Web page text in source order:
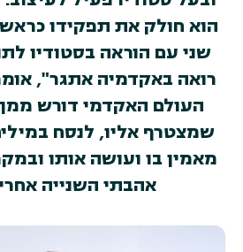
הוא חולק את תפקידו
שני עם הוראה בסטודיו
רואה באקדמיה אתגר",
העולם האקדמי דורש
שמצטרף אליו, לנסח
מאמין בו ועושה אותו
אהבתי השנייה